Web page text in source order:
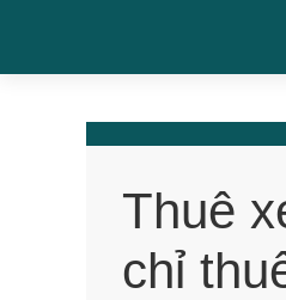
Thuê
chỉ